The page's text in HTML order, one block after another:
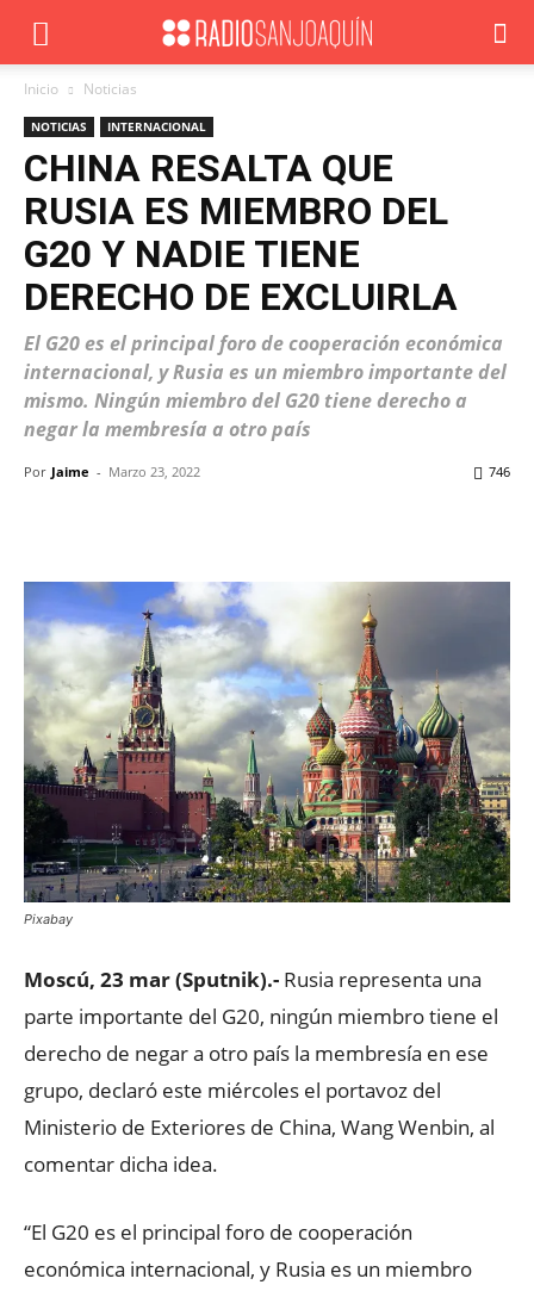
Inicio Noticias
NOTICIAS INTERNACIONAL
CHINA RESALTA QUE
RUSIA ES MIEMBRO DEL
G20 Y NADIE TIENE
DERECHO DE EXCLUIRLA
El G20 es el principal foro de cooperación económica
internacional, y Rusia es un miembro importante del
mismo. Ningún miembro del G20 tiene derecho a
negar la membresía a otro país
Por Jaime - Marzo 23, 2022 746
Pixabay
Moscú, 23 mar (Sputnik).- Rusia representa una
parte importante del G20, ningún miembro tiene el
derecho de negar a otro país la membresía en ese
grupo, declaró este miércoles el portavoz del
Ministerio de Exteriores de China, Wang Wenbin, al
comentar dicha idea.
“El G20 es el principal foro de cooperación
económica internacional, y Rusia es un miembro